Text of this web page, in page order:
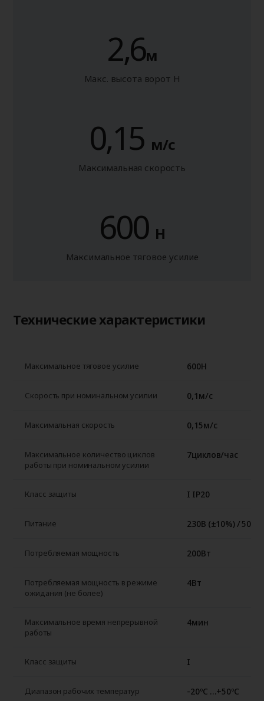
2,6м
Макс. высота ворот H
0,15 м/с
Максимальная скорость
600 Н
Максимальное тяговое усилие
Технические характеристики
Максимальное тяговое усилие 600Н
Скорость при номинальном усилии 0,1м/с
Максимальная скорость 0,15м/с
Максимальное количество циклов
работы при номинальном усилии
7циклов/час
Класс защиты I IP20
Питание 230В (±10%) / 50Гц
Потребляемая мощность 200Вт
Потребляемая мощность в режиме
ожидания (не более)
4Вт
Максимальное время непрерывной
работы
4мин
Класс защиты I
Диапазон рабочих температур -20ºС …+50ºС